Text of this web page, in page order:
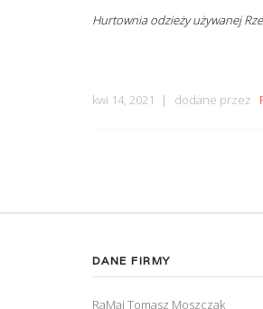
Hurtownia odzieży używanej
kwi 14, 2021 dodane przez
DANE FIRMY
RaMaj Tomasz Moszczak